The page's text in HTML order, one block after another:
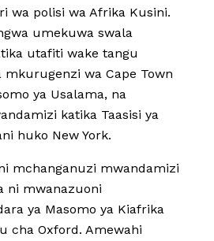
wa polisi wa Afrika Kusini.
umekuwa swala
utafiti wake tangu
mkurugenzi wa Cape Town
ya Usalama, na
katika Taasisi ya
huko New York.
mchanganuzi mwandamizi
ni mwanazuoni
ya Masomo ya Kiafrika
cha Oxford. Amewahi